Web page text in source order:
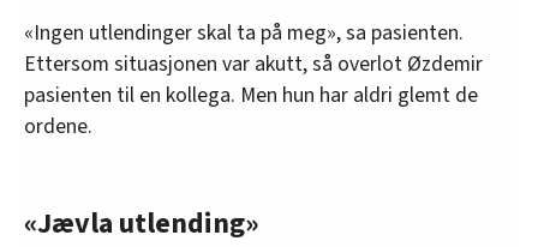
«Ingen utlendinger skal ta på meg», sa pasienten.
Ettersom situasjonen var akutt, så overlot Øzdemir
pasienten til en kollega. Men hun har aldri glemt de
ordene.
«Jævla utlending»